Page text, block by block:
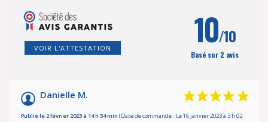
VOIR L'ATTESTATION 10/10
Basé sur 2 avis
Danielle M.
Publié le 2 février 2023 à 14 h 34 min (Date de commande : Le 16 janvier 2023 à 3 h 02